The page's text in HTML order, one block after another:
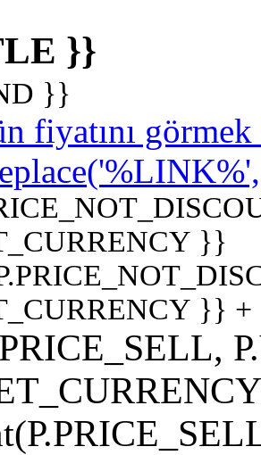
}}
}}
fiyatını
}}
}}